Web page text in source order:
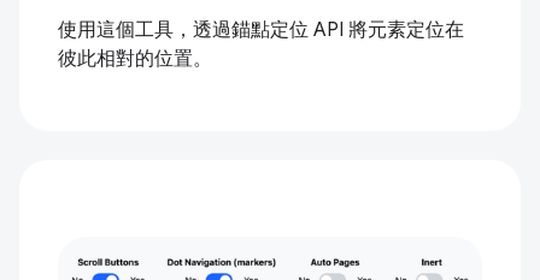
使用這個工具，透過錨點定位 API 將元素定位在
彼此相對的位置。